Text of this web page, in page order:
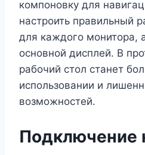
компоновку для
настроить правильный
для каждого монитора,
основной дисплей. В
рабочий стол станет
использовании и
возможностей.
Подключение